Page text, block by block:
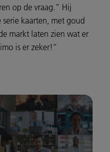
op de vraag.” Hij
kaarten, met goud
markt laten zien wat er
is er zeker!”